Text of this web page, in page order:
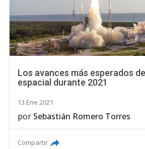
Los avances más esperados
espacial durante 2021
13 Ene 2021
por Sebastián Romero Torres
Compartir